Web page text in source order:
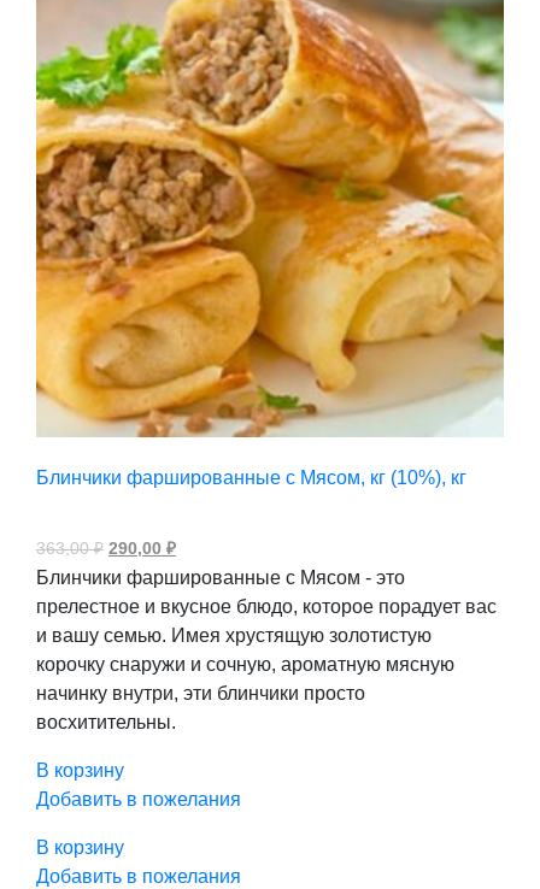
Блинчики фаршированные с Мясом, кг (10%), кг
363,00₽ Первоначальная
цена
составляла
363,00 ₽.
290,00 ₽Текущая
цена:
290,00 ₽.
Блинчики фаршированные с Мясом - это
прелестное и вкусное блюдо, которое порадует вас
и вашу семью. Имея хрустящую золотистую
корочку снаружи и сочную, ароматную мясную
начинку внутри, эти блинчики просто
восхитительны.
В корзину
Добавить в пожелания
В корзину
Добавить в пожелания